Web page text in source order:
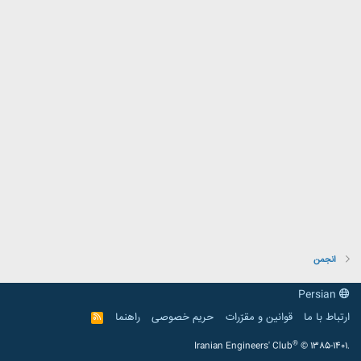
انجمن
ارتباط با ما
قوانین و مقرّرات حریم خصوصی راهنما
R
S
Iranian Engineers' Club® © 1385-1401.